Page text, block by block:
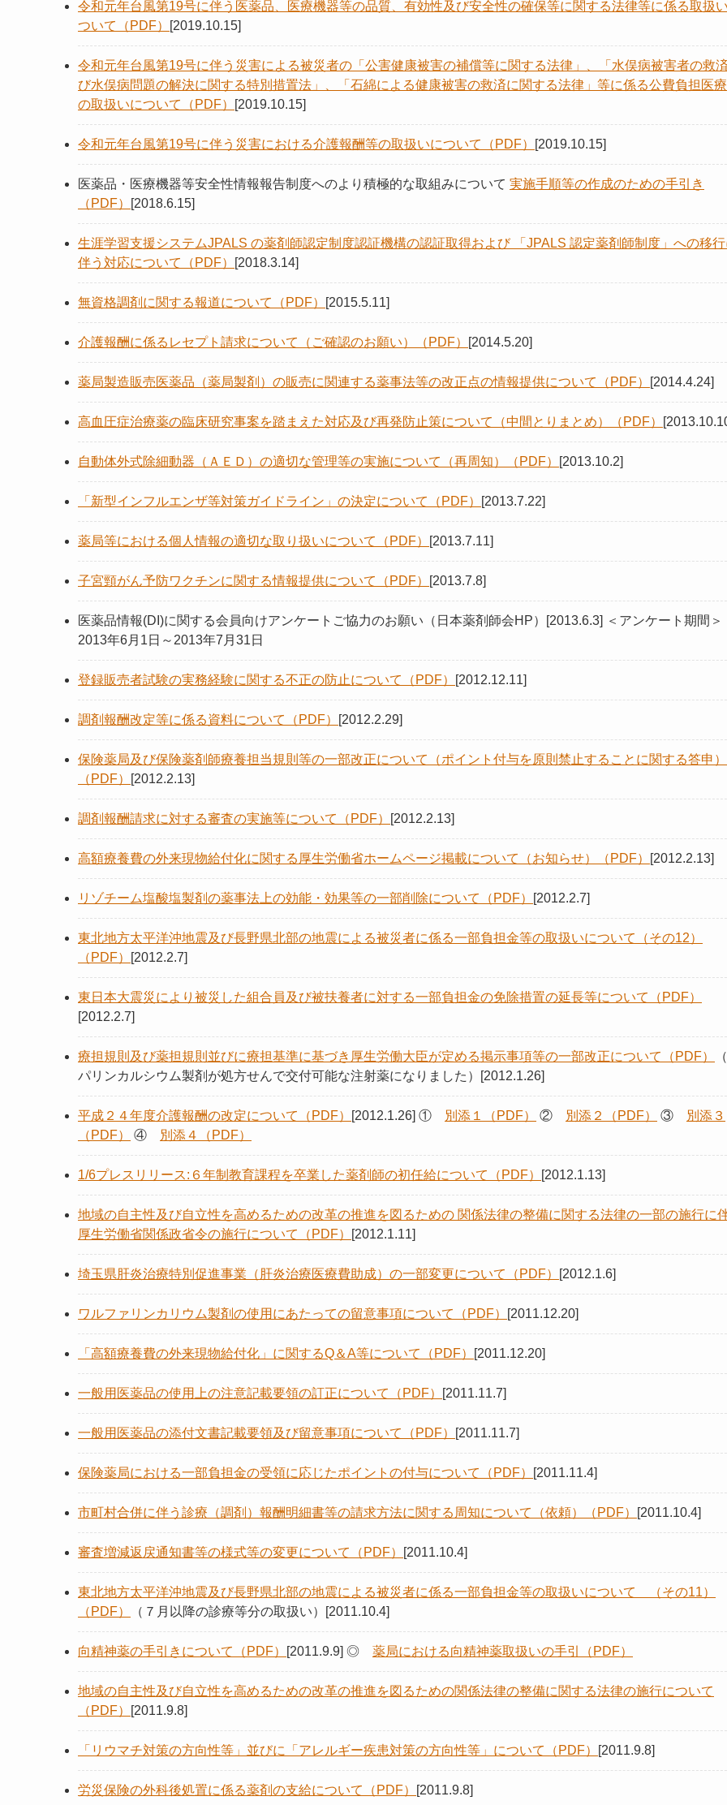
令和元年台風第19号に伴う医薬品、医療機器等の品質、有効性及び安全性の確保等に関する法律等に係る取扱
ついて（PDF）
[2019.10.15]
令和元年台風第19号に伴う災害による被災者の「公害健康被害の補償等に関する法律」、「水俣病被害者の救
び水俣病問題の解決に関する特別措置法」、「石綿による健康被害の救済に関する法律」等に係る公費負担医
の取扱いについて（PDF）
[2019.10.15]
令和元年台風第19号に伴う災害における介護報酬等の取扱いについて（PDF） [2019.10.15]
医薬品・医療機器等安全性情報報告制度へのより積極的な取組みについて 実施手順等の作成のための手引き
（PDF）
[2018.6.15]
生涯学習支援システムJPALS の薬剤師認定制度認証機構の認証取得および 「JPALS 認定薬剤師制度」への移
伴う対応について（PDF）
[2018.3.14]
無資格調剤に関する報道について（PDF） [2015.5.11]
介護報酬に係るレセプト請求について（ご確認のお願い）（PDF） [2014.5.20]
薬局製造販売医薬品（薬局製剤）の販売に関連する薬事法等の改正点の情報提供について（PDF） [2014.4.24]
高血圧症治療薬の臨床研究事案を踏まえた対応及び再発防止策について（中間とりまとめ）（PDF）
自動体外式除細動器（ＡＥＤ）の適切な管理等の実施について（再周知）（PDF） [2013.10.2]
「新型インフルエンザ等対策ガイドライン」の決定について（PDF） [2013.7.22]
薬局等における個人情報の適切な取り扱いについて（PDF） [2013.7.11]
子宮頸がん予防ワクチンに関する情報提供について（PDF） [2013.7.8]
医薬品情報(DI)に関する会員向けアンケートご協力のお願い（日本薬剤師会HP）[2013.6.3] ＜アンケート期間
2013年6月1日～2013年7月31日
登録販売者試験の実務経験に関する不正の防止について（PDF） [2012.12.11]
調剤報酬改定等に係る資料について（PDF） [2012.2.29]
保険薬局及び保険薬剤師療養担当規則等の一部改正について（ポイント付与を原則禁止することに関する答申）
（PDF）
[2012.2.13]
調剤報酬請求に対する審査の実施等について（PDF） [2012.2.13]
高額療養費の外来現物給付化に関する厚生労働省ホームページ掲載について（お知らせ）（PDF） [2012.2.13]
リゾチーム塩酸塩製剤の薬事法上の効能・効果等の一部削除について（PDF） [2012.2.7]
東北地方太平洋沖地震及び長野県北部の地震による被災者に係る一部負担金等の取扱いについて（その12）
（PDF）
[2012.2.7]
東日本大震災により被災した組合員及び被扶養者に対する一部負担金の免除措置の延長等について（PDF）
[2012.2.7]
療担規則及び薬担規則並びに療担基準に基づき厚生労働大臣が定める掲示事項等の一部改正について（PDF）
パリンカルシウム製剤が処方せんで交付可能な注射薬になりました）[2012.1.26]
平成２４年度介護報酬の改定について（PDF） [2012.1.26] ① 別添１（PDF） ② 別添２（PDF） ③
別添３
（PDF）
④ 別添４（PDF）
1/6プレスリリース:６年制教育課程を卒業した薬剤師の初任給について（PDF） [2012.1.13]
地域の自主性及び自立性を高めるための改革の推進を図るための 関係法律の整備に関する法律の一部の施行に
厚生労働省関係政省令の施行について（PDF）
[2012.1.11]
埼玉県肝炎治療特別促進事業（肝炎治療医療費助成）の一部変更について（PDF） [2012.1.6]
ワルファリンカリウム製剤の使用にあたっての留意事項について（PDF） [2011.12.20]
「高額療養費の外来現物給付化」に関するQ＆A等について（PDF） [2011.12.20]
一般用医薬品の使用上の注意記載要領の訂正について（PDF） [2011.11.7]
一般用医薬品の添付文書記載要領及び留意事項について（PDF） [2011.11.7]
保険薬局における一部負担金の受領に応じたポイントの付与について（PDF） [2011.11.4]
市町村合併に伴う診療（調剤）報酬明細書等の請求方法に関する周知について（依頼）（PDF） [2011.10.4]
審査増減返戻通知書等の様式等の変更について（PDF） [2011.10.4]
東北地方太平洋沖地震及び長野県北部の地震による被災者に係る一部負担金等の取扱いについて （その11）
（PDF）
（７月以降の診療等分の取扱い）[2011.10.4]
向精神薬の手引きについて（PDF） [2011.9.9] ◎ 薬局における向精神薬取扱いの手引（PDF）
地域の自主性及び自立性を高めるための改革の推進を図るための関係法律の整備に関する法律の施行について
（PDF）
[2011.9.8]
「リウマチ対策の方向性等」並びに「アレルギー疾患対策の方向性等」について（PDF） [2011.9.8]
労災保険の外科後処置に係る薬剤の支給について（PDF） [2011.9.8]